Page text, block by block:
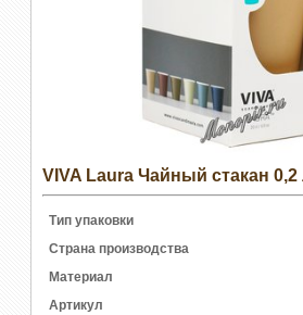
VIVA Laura Чайный стакан 0,2
Тип упаковки
Страна производства
Материал
Артикул